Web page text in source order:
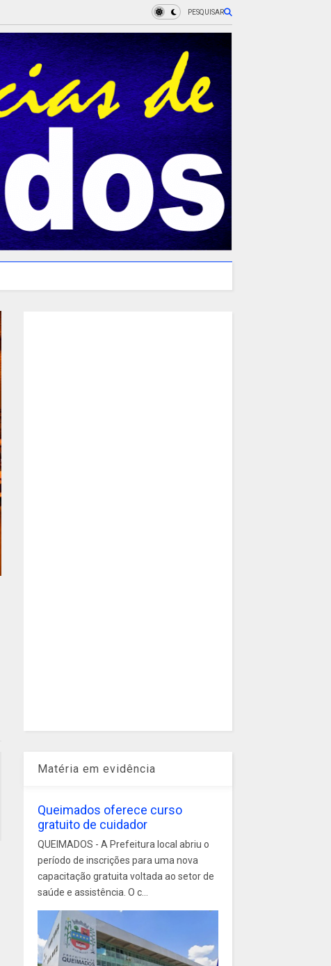
PESQUISAR
Matéria em evidência
Queimados oferece curso
gratuito de cuidador
QUEIMADOS - A Prefeitura local abriu o
período de inscrições para uma nova
capacitação gratuita voltada ao setor de
saúde e assistência. O c...